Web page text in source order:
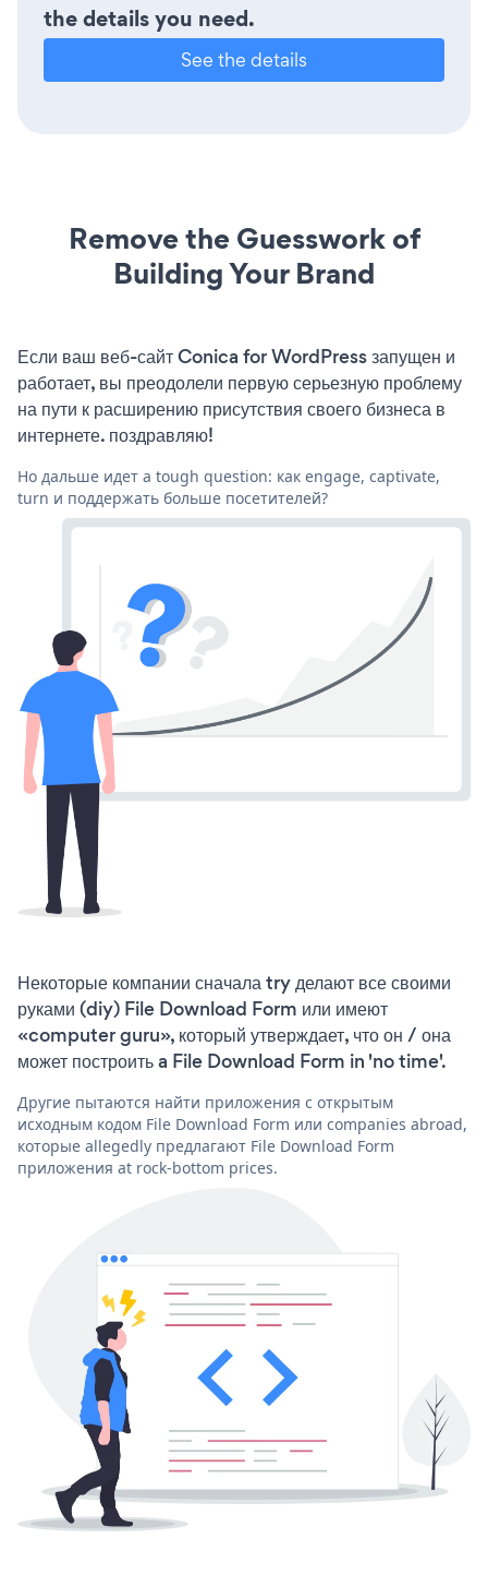
the details you need.
See the details
Remove the Guesswork of
Building Your Brand
Если ваш веб-сайт Conica for WordPress запущен и
работает, вы преодолели первую серьезную проблему
на пути к расширению присутствия своего бизнеса в
интернете. поздравляю!
Но дальше идет a tough question: как engage, captivate,
turn и поддержать больше посетителей?
Некоторые компании сначала try делают все своими
руками (diy) File Download Form или имеют
«computer guru», который утверждает, что он / она
может построить a File Download Form in 'no time'.
Другие пытаются найти приложения с открытым
исходным кодом File Download Form или companies abroad,
которые allegedly предлагают File Download Form
приложения at rock-bottom prices.